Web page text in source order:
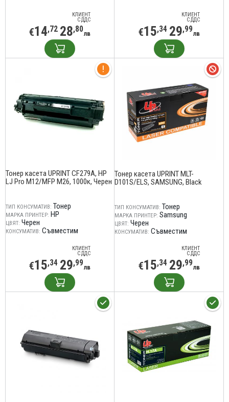
КЛИЕНТ
С ДДС
€14,72 28,80лв
КЛИЕНТ
С ДДС
€15,34 29,99лв
Тонер касета UPRINT CF279A, HP
LJ Pro M12/MFP M26, 1000к, Черен
ТИП КОНСУМАТИВ: Тонер
МАРКА ПРИНТЕР: HP
ЦВЯТ: Черен
КОНСУМАТИВ: Съвместим
КЛИЕНТ
С ДДС
€15,34 29,99лв
Тонер касета UPRINT MLT-
D101S/ELS, SAMSUNG, Black
ТИП КОНСУМАТИВ: Тонер
МАРКА ПРИНТЕР: Samsung
ЦВЯТ: Черен
КОНСУМАТИВ: Съвместим
КЛИЕНТ
С ДДС
€15,34 29,99лв